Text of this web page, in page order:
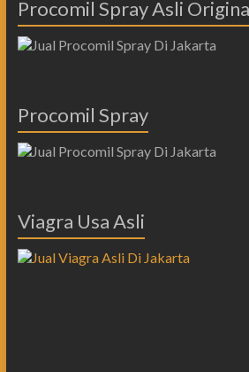
Procomil Spray Asli
Procomil Spray
Viagra Usa Asli